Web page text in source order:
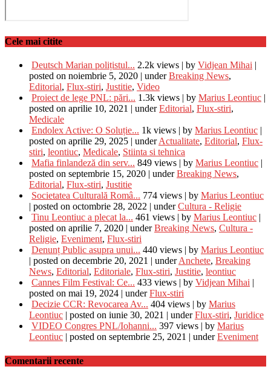
Cele mai citite
Deutsch Marian polițistul... 2.2k views | by Vidjean Mihai |
posted on noiembrie 5, 2020 | underBreaking News,
Editorial, Flux-stiri, Justitie, Video
Proiect de lege PNL: pări... 1.3k views | by Marius Leontiuc |
posted on aprilie 10, 2021 | underEditorial, Flux-stiri,
Medicale
Endolex Active: O Soluție... 1k views | by Marius Leontiuc |
posted on aprilie 29, 2025 | underActualitate, Editorial, Flux-
stiri, leontiuc, Medicale, Stiinta si tehnica
Mafia finlandeză din serv... 849 views | by Marius Leontiuc |
posted on septembrie 15, 2020 | underBreaking News,
Editorial, Flux-stiri, Justitie
Societatea Culturală Româ... 774 views | by Marius Leontiuc
| posted on octombrie 28, 2022 | underCultura - Religie
Tinu Leontiuc a plecat la... 461 views | by Marius Leontiuc |
posted on aprilie 7, 2020 | underBreaking News, Cultura -
Religie, Eveniment, Flux-stiri
Denunț Public asupra unui... 440 views | by Marius Leontiuc
| posted on decembrie 20, 2021 | underAnchete, Breaking
News, Editorial, Editoriale, Flux-stiri, Justitie, leontiuc
Cannes Film Festival: Ce... 433 views | by Vidjean Mihai |
posted on mai 19, 2024 | underFlux-stiri
Decizie CCR: Revocarea Av... 404 views | by Marius
Leontiuc | posted on iunie 30, 2021 | underFlux-stiri, Juridice
VIDEO Congres PNL/Iohanni... 397 views | by Marius
Leontiuc | posted on septembrie 25, 2021 | underEveniment
Comentarii recente